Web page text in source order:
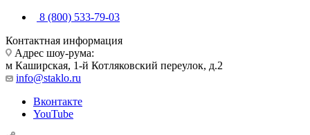
8 (800) 533-79-03
Контактная информация
Адрес шоу-рума:
м Каширская, 1-й Котляковский переулок, д.2
info@staklo.ru
Вконтакте
YouTube